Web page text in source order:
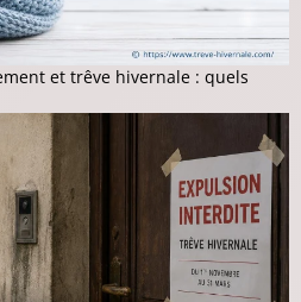
et trêve hivernale : quels